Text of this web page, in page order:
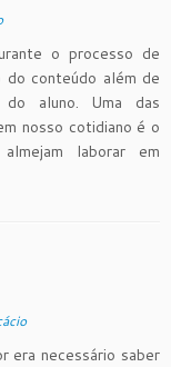
o processo de
do conteúdo além de
aluno. Uma das
nosso cotidiano é o
laborar em
era necessário saber